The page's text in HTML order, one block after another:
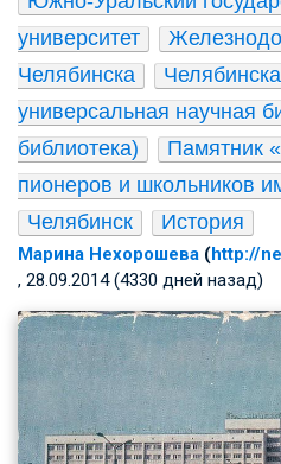
университет
Челябинска
универсальная научная
библиотека)
Памятник
пионеров и школьников
Челябинск
История
Марина Нехорошева (http://
, 28.09.2014 (4330 дней назад)